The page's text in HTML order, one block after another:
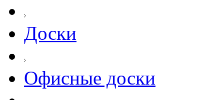
Доски
Офисные доски